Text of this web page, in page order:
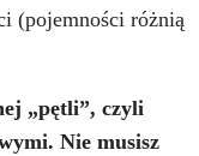
(pojemności różnią
„pętli”, czyli
Nie musisz